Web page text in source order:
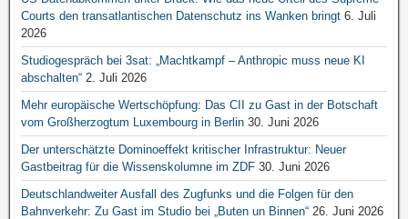
Courts den transatlantischen Datenschutz ins Wanken bringt 6. Juli
2026
Studiogespräch bei 3sat: „Machtkampf – Anthropic muss neue KI
abschalten“ 2. Juli 2026
Mehr europäische Wertschöpfung: Das CII zu Gast in der Botschaft
vom Großherzogtum Luxembourg in Berlin 30. Juni 2026
Der unterschätzte Dominoeffekt kritischer Infrastruktur: Neuer
Gastbeitrag für die Wissenskolumne im ZDF 30. Juni 2026
Deutschlandweiter Ausfall des Zugfunks und die Folgen für den
Bahnverkehr: Zu Gast im Studio bei „Buten un Binnen“ 26. Juni 2026